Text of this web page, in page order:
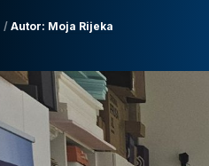
Autor: Moja Rijeka